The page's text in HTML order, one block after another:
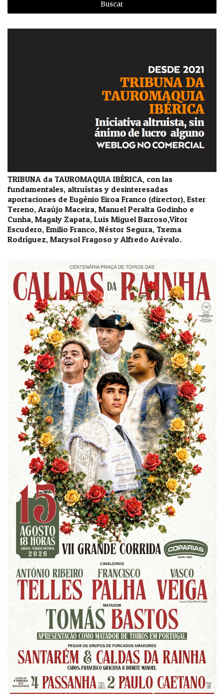
TRIBUNA da TAUROMAQUIA IBÉRICA, con las
fundamentales, altruístas y desinteresadas
aportaciones de Eugénio Eiroa Franco (director), Ester
Tereno, Araújo Maceira, Manuel Peralta Godinho e
Cunha, Magaly Zapata, Luis Miguel Barroso,Vítor
Escudero, Emilio Franco, Néstor Segura, Txema
Rodríguez, Marysol Fragoso y Alfredo Arévalo.